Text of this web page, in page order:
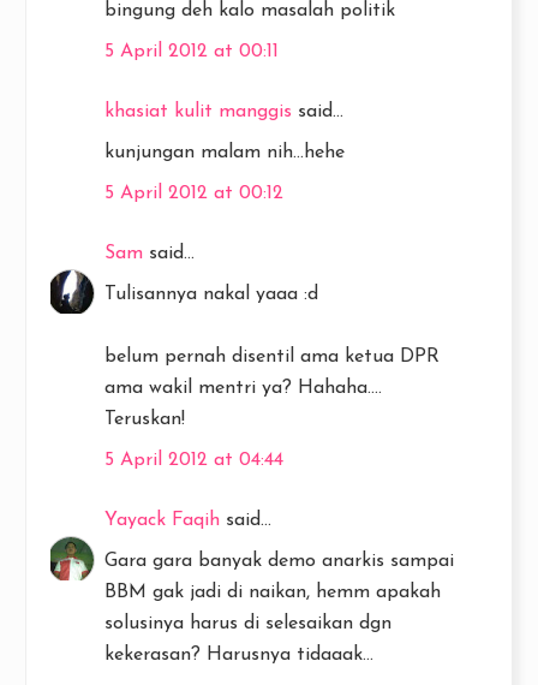
bingung deh kalo masalah politik
5 April 2012 at 00:11
khasiat kulit manggis said...
kunjungan malam nih...hehe
5 April 2012 at 00:12
Sam said...
Tulisannya nakal yaaa :d
belum pernah disentil ama ketua DPR
ama wakil mentri ya? Hahaha....
Teruskan!
5 April 2012 at 04:44
Yayack Faqih said...
Gara gara banyak demo anarkis sampai
BBM gak jadi di naikan, hemm apakah
solusinya harus di selesaikan dgn
kekerasan? Harusnya tidaaak...